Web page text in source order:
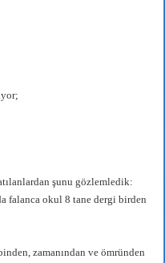
şunu gözlemledik:
falanca okul 8 tane dergi birden
zamanından ve ömründen